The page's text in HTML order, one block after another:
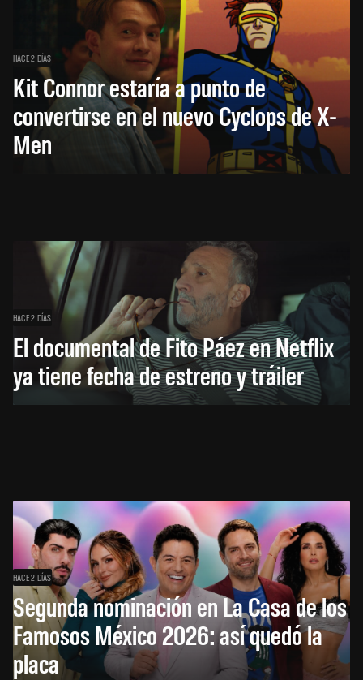
HACE 2 DÍAS
Kit Connor estaría a punto de
convertirse en el nuevo Cyclops de X-
Men
HACE 2 DÍAS
El documental de Fito Páez en Netflix
ya tiene fecha de estreno y tráiler
HACE 2 DÍAS
Segunda nominación en La Casa de los
Famosos México 2026: así quedó la
placa